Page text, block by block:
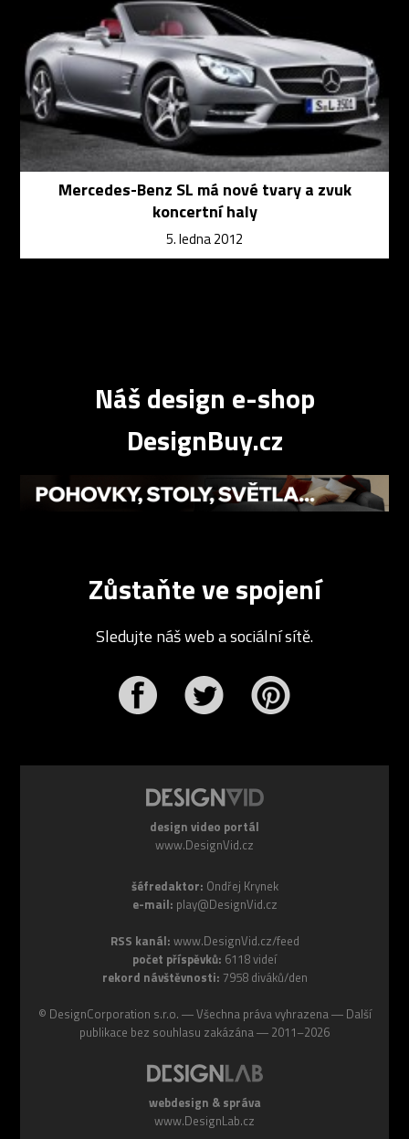
Mercedes-Benz SL má nové tvary a zvuk
koncertní haly
5. ledna 2012
Náš design e-shop
DesignBuy.cz
Zůstaňte ve spojení
Sledujte náš web a sociální sítě.
design video portál
www.DesignVid.cz
šéfredaktor: Ondřej Krynek
e-mail: play@DesignVid.cz
RSS kanál: www.DesignVid.cz/feed
počet příspěvků: 6118 videí
rekord návštěvnosti: 7958 diváků/den
© DesignCorporation s.r.o. ― Všechna práva vyhrazena ― Další
publikace bez souhlasu zakázána ― 2011–2026
webdesign & správa
www.DesignLab.cz